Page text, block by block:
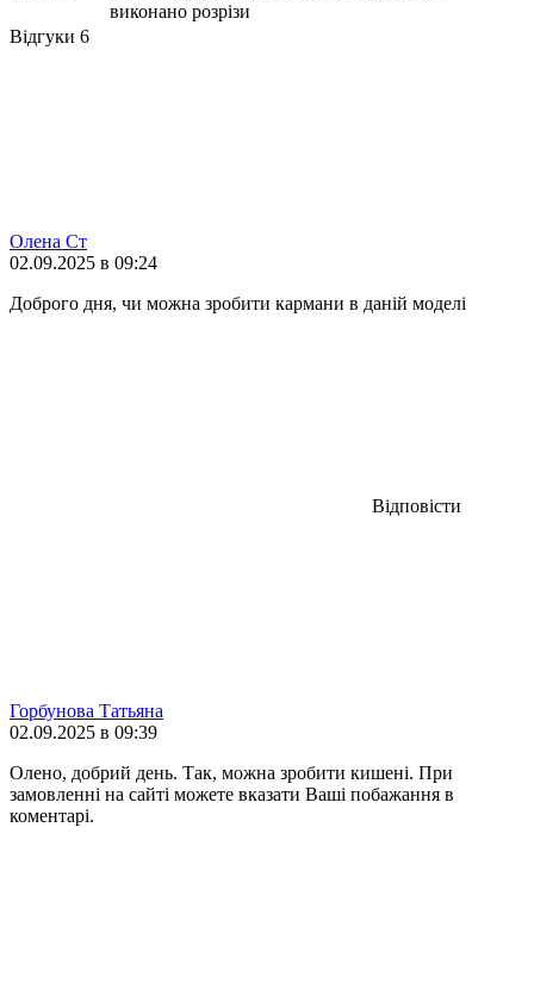
виконано розрізи
Відгуки 6
Олена Ст
02.09.2025 в 09:24
Доброго дня, чи можна зробити кармани в даній моделі
Відповісти
Горбунова Татьяна
02.09.2025 в 09:39
Олено, добрий день. Так, можна зробити кишені. При
замовленні на сайті можете вказати Ваші побажання в
коментарі.